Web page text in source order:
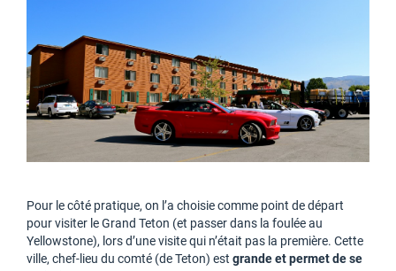
Pour le côté pratique, on l’a choisie comme point de départ
pour visiter le Grand Teton (et passer dans la foulée au
Yellowstone), lors d’une visite qui n’était pas la première. Cette
ville, chef-lieu du comté (de Teton) est grande et permet de se